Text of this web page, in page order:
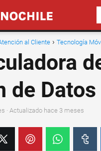
al Cliente Tecnología
de
· Actualizado hace 3 meses